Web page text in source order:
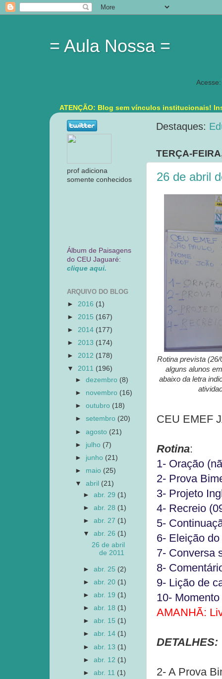
= Aula Nossa =
Acesse:
ATENÇÃO: Blog sem vínculos institucionais!
Destaques:
TERÇA-
26 de abril
Rotina prevista
alguns alunos
abaixo da letra
CEU EMEF
Rotina:
1- Oração
2- Prova
3- Projeto
4- Recreio
5-
6- Eleição
7- Conversa
8-
9- Lição de
10-
AMANHÃ:
DETALHES:
2- A Prova
prof adiciona
somente conhecidos
Álbum de Paisagens
do CEU Jaguaré:
clique aqui.
ARQUIVO DO BLOG
► 2016 (1)
► 2015 (167)
► 2014 (177)
► 2013 (174)
► 2012 (178)
▼ 2011 (196)
►dezembro (8)
► novembro (16)
►outubro (18)
►setembro (20)
►agosto (21)
► julho (7)
► junho (21)
► maio (25)
▼abril (21)
►abr. 29 (1)
►abr. 28 (1)
►abr. 27 (1)
▼abr. 26 (1)
26 de abril
de 2011
►abr. 25 (2)
►abr. 20 (1)
►abr. 19 (1)
►abr. 18 (1)
►abr. 15 (1)
►abr. 14 (1)
►abr. 13 (1)
►abr. 12 (1)
►abr. 11 (1)